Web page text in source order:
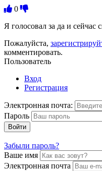
0
Я голосовал за да и
Пожалуйста,
комментировать.
Пользователь
Вход
Регистрация
Электронная почта:
Пароль
Войти
Забыли пароль?
Ваше имя
Электронная почта